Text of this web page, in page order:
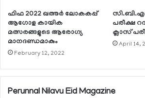
ഫിഫ 2022 ഖത്തര്‍ ലോകകപ്പ്
ആഗോള കായിക
മത്സരങ്ങളുടെ ആരോഗ്യ
മാനദണ്ഡമാകും
February 12, 2022
പരീക്ഷ
ക്ലാസ്
April 14,
Perunnal Nilavu Eid Magazine